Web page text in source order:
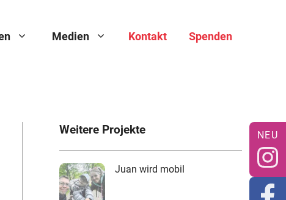
Medien Kontakt Spenden
Weitere Projekte
Juan wird mobil